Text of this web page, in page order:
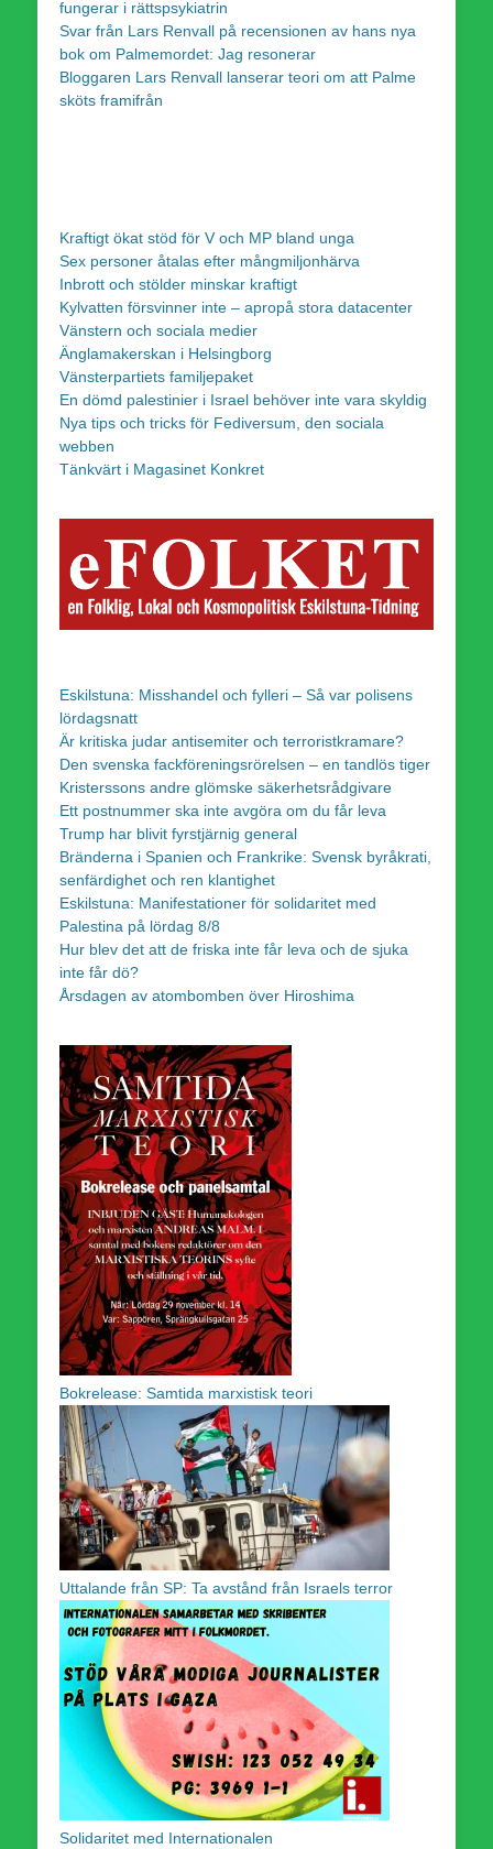
fungerar i rättspsykiatrin
Svar från Lars Renvall på recensionen av hans nya
bok om Palmemordet: Jag resonerar
Bloggaren Lars Renvall lanserar teori om att Palme
sköts framifrån
Kraftigt ökat stöd för V och MP bland unga
Sex personer åtalas efter mångmiljonhärva
Inbrott och stölder minskar kraftigt
Kylvatten försvinner inte – apropå stora datacenter
Vänstern och sociala medier
Änglamakerskan i Helsingborg
Vänsterpartiets familjepaket
En dömd palestinier i Israel behöver inte vara skyldig
Nya tips och tricks för Fediversum, den sociala
webben
Tänkvärt i Magasinet Konkret
Eskilstuna: Misshandel och fylleri – Så var polisens
lördagsnatt
Är kritiska judar antisemiter och terroristkramare?
Den svenska fackföreningsrörelsen – en tandlös tiger
Kristerssons andre glömske säkerhetsrådgivare
Ett postnummer ska inte avgöra om du får leva
Trump har blivit fyrstjärnig general
Bränderna i Spanien och Frankrike: Svensk byråkrati,
senfärdighet och ren klantighet
Eskilstuna: Manifestationer för solidaritet med
Palestina på lördag 8/8
Hur blev det att de friska inte får leva och de sjuka
inte får dö?
Årsdagen av atombomben över Hiroshima
Bokrelease: Samtida marxistisk teori
Uttalande från SP: Ta avstånd från Israels terror
Solidaritet med Internationalen